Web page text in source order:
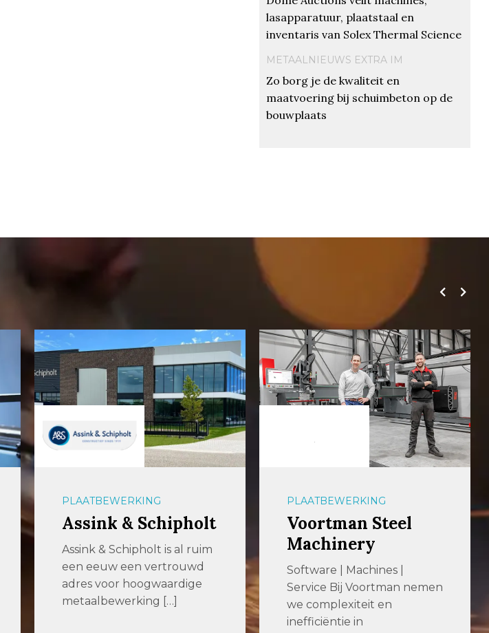
lasapparatuur, plaatstaal en
inventaris van Solex Thermal Science
METAALNIEUWS EXTRA IM
Zo borg je de kwaliteit en
maatvoering bij schuimbeton op de
bouwplaats
PLAATBEWERKING
Assink & Schipholt
Assink & Schipholt is al ruim
een eeuw een vertrouwd
adres voor hoogwaardige
metaalbewerking […]
PLAATBEWERKING
Voortman Steel
Machinery
Software | Machines |
Service Bij Voortman nemen
we complexiteit en
inefficiëntie in